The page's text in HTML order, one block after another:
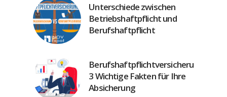
Unterschiede zwischen
Betriebshaftpflicht und
Berufshaftpflicht
Berufshaftpflichtversicherung:
3 Wichtige Fakten für Ihre
Absicherung